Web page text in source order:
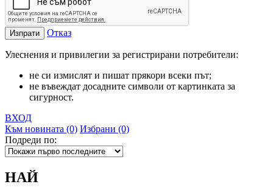
Изпрати Отказ
Улеснения и привилегии за регистрирани потребители:
не си измислят и пишат прякори всеки път;
не въвеждат досадните символи от картинката за
сигурност.
ВХОД
Към новината (0) Избрани (0)
Подреди по:
НАЙ